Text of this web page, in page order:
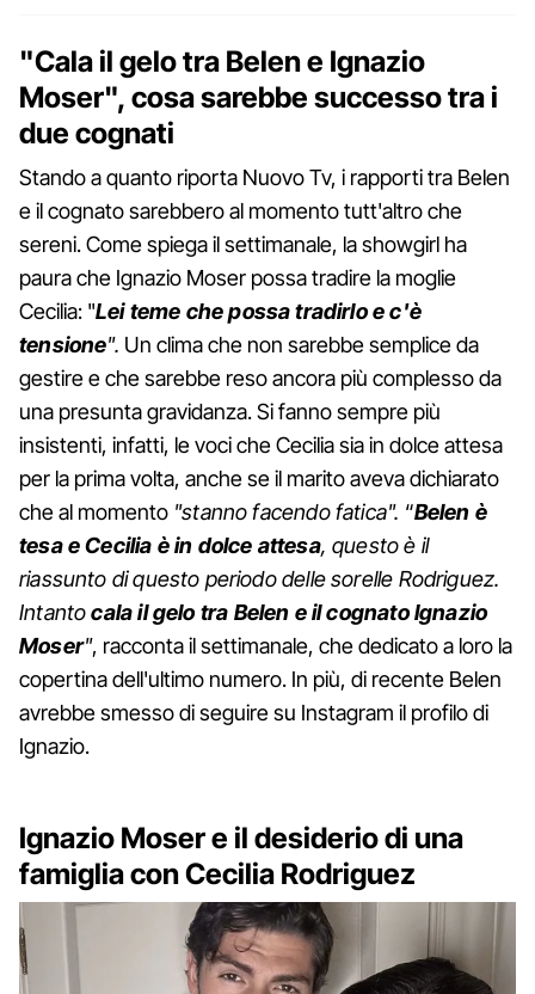
"Cala il gelo tra Belen e Ignazio
Moser", cosa sarebbe successo tra i
due cognati
Stando a quanto riporta Nuovo Tv, i rapporti tra Belen
e il cognato sarebbero al momento tutt'altro che
sereni. Come spiega il settimanale, la showgirl ha
paura che Ignazio Moser possa tradire la moglie
Cecilia: "Lei teme che possa tradirlo e c'è
tensione". Un clima che non sarebbe semplice da
gestire e che sarebbe reso ancora più complesso da
una presunta gravidanza. Si fanno sempre più
insistenti, infatti, le voci che Cecilia sia in dolce attesa
per la prima volta, anche se il marito aveva dichiarato
che al momento "stanno facendo fatica". “Belen è
tesa e Cecilia è in dolce attesa, questo è il
riassunto di questo periodo delle sorelle Rodriguez.
Intantocala il gelo tra Belen e il cognato Ignazio
Moser", racconta il settimanale, che dedicato a loro la
copertina dell'ultimo numero. In più, di recente Belen
avrebbe smesso di seguire su Instagram il profilo di
Ignazio.
Ignazio Moser e il desiderio di una
famiglia con Cecilia Rodriguez